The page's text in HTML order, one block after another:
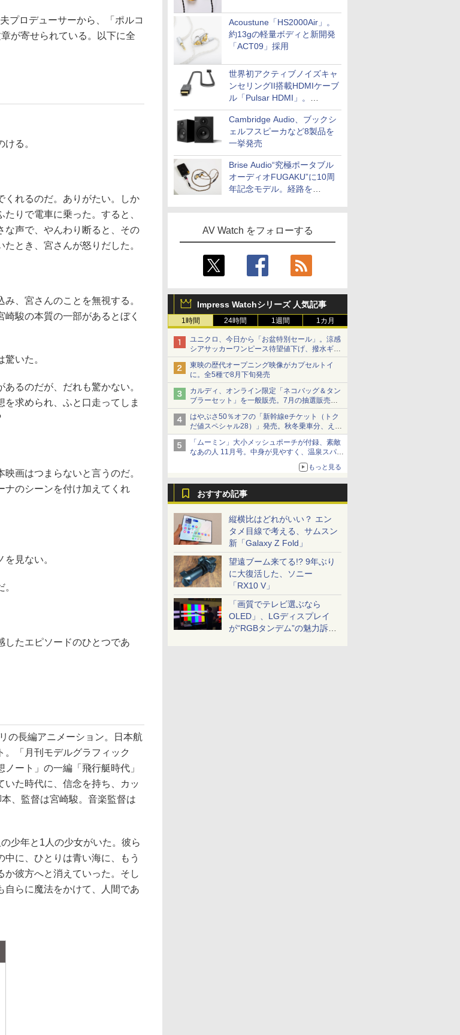
Acoustune「HS2000Air」。
約13gの軽量ボディと新開発
「ACT09」採用
世界初アクティブノイズキャ
ンセリングII搭載HDMIケーブ
ル「Pulsar HDMI」。
SilentPowerから
Cambridge Audio、ブックシ
ェルフスピーカなど8製品を
一挙発売
Brise Audio“究極ポータブル
オーディオFUGAKU”に10周
年記念モデル。経路を
AV Watch をフォローする
Impress Watchシリーズ 人気記事
1時間 24時間 1週間 1カ月
ユニクロ、今日から「お盆特別セール」。涼感
シアサッカーワンピース待望値下げ、撥水ギア
ショーツは1990円に
東映の歴代オープニング映像がカプセルトイ
に。全5種で8月下旬発売
カルディ、オンライン限定「ネコバッグ＆タン
ブラーセット」を一般販売。7月の抽選販売の
当選無効分
はやぶさ50％オフの「新幹線eチケット（トク
だ値スペシャル28）」発売。秋冬乗車分、えき
ねっと限定
「ムーミン」大小メッシュポーチが付録、素敵
なあの人 11月号。中身が見やすく、温泉スパに
もっと見る
おすすめ記事
縦横比はどれがいい？ エン
タメ目線で考える、サムスン
新「Galaxy Z Fold」
望遠ブーム来てる!? 9年ぶり
に大復活した、ソニー
「RX10 V」
「画質でテレビ選ぶなら
OLED」、LGディスプレイ
が“RGBタンデム”の魅力訴
プロデューサーから、「ポルコ
が寄せられている。以下に全
る。
れるのだ。ありがたい。しか
りで電車に乗った。すると、
な声で、やんわり断ると、その
とき、宮さんが怒りだした。
、宮さんのことを無視する。
駿の本質の一部があるとぼく
いた。
るのだが、だれも驚かない。
求められ、ふと口走ってしま
画はつまらないと言うのだ。
ナのシーンを付け加えてくれ
見ない。
たエピソードのひとつであ
の長編アニメーション。日本航
「月刊モデルグラフィック
ート」の一編「飛行艇時代」
いた時代に、信念を持ち、カッ
、監督は宮崎駿。音楽監督は
少年と1人の少女がいた。彼ら
に、ひとりは青い海に、もう
か彼方へと消えていった。そし
自らに魔法をかけて、人間であ